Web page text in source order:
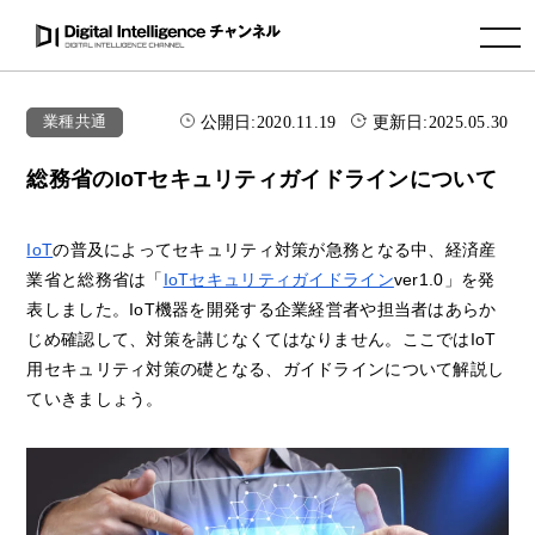
toggle navigation
業種共通 公開日:2020.11.19 更新日:2025.05.30
総務省のIoTセキュリティガイドラインについて
IoTの普及によってセキュリティ対策が急務となる中、経済産
業省と総務省は「 IoTセキュリティガイドラインver1.0」を発
表しました。IoT機器を開発する企業経営者や担当者はあらか
じめ確認して、対策を講じなくてはなりません。ここではIoT
用セキュリティ対策の礎となる、ガイドラインについて解説し
ていきましょう。